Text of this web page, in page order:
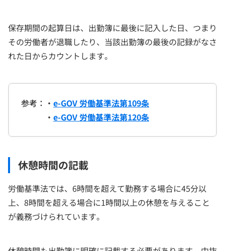
保存期間の起算日は、出勤簿に最後に記入した日、つまり
その労働者が退職したり、当該出勤簿の最後の記録がなさ
れた日からカウントします。
参考：・ e-GOV 労働基準法第109条
・ e-GOV 労働基準法第120条
休憩時間の記載
労働基準法では、6時間を超えて勤務する場合に45分以
上、8時間を超える場合に1時間以上の休憩を与えること
が義務づけられています。